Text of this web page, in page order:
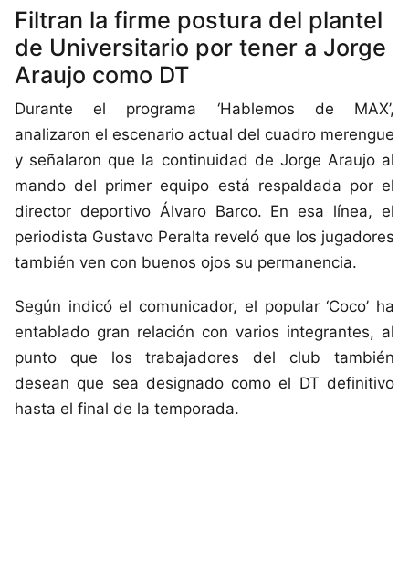
Filtran la firme postura del plantel
de Universitario por tener a Jorge
Araujo como DT
Durante el programa ‘Hablemos de MAX’,
analizaron el escenario actual del cuadro merengue
y señalaron que la continuidad de Jorge Araujo al
mando del primer equipo está respaldada por el
director deportivo Álvaro Barco. En esa línea, el
periodista Gustavo Peralta reveló que los jugadores
también ven con buenos ojos su permanencia.
Según indicó el comunicador, el popular ‘Coco’ ha
entablado gran relación con varios integrantes, al
punto que los trabajadores del club también
desean que sea designado como el DT definitivo
hasta el final de la temporada.